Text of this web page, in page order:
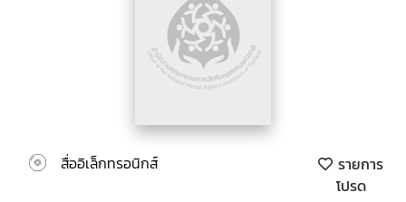
สื่ออิเล็กทรอนิกส์
รายการ
โปรด